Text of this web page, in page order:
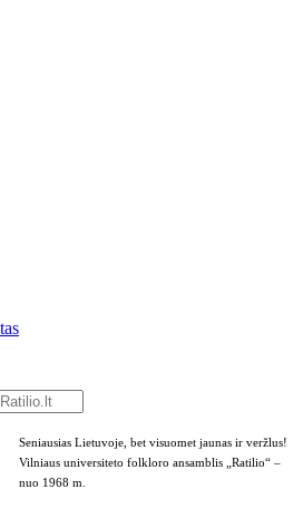
Seniausias Lietuvoje, bet visuomet jaunas ir veržlus!
Vilniaus universiteto folkloro ansamblis „Ratilio“ –
nuo 1968 m.